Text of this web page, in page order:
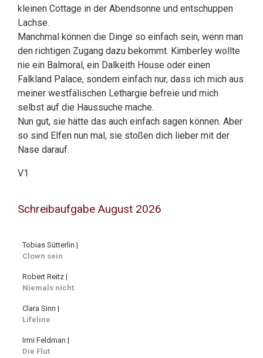
kleinen Cottage in der Abendsonne und entschuppen
Lachse.
Manchmal können die Dinge so einfach sein, wenn man
den richtigen Zugang dazu bekommt. Kimberley wollte
nie ein Balmoral, ein Dalkeith House oder einen
Falkland Palace, sondern einfach nur, dass ich mich aus
meiner westfälischen Lethargie befreie und mich
selbst auf die Haussuche mache.
Nun gut, sie hätte das auch einfach sagen können. Aber
so sind Elfen nun mal, sie stoßen dich lieber mit der
Nase darauf.
V1
Schreibaufgabe August 2026
Tobias Sütterlin |
Clown sein
Robert Reitz |
Niemals nicht
Clara Sinn |
Lifeline
Irmi Feldman |
Die Flut